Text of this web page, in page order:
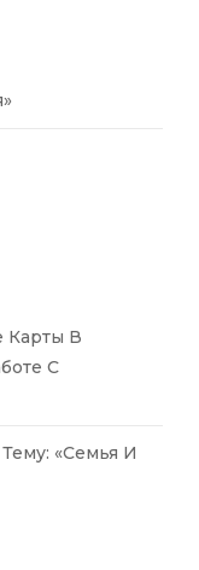
Карты В
С
«Семья И